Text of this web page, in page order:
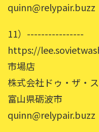
quinn@relypair.buzz
11）----------------
https://
市場店
株式会社ドゥ・ザ・
富山県砺波市
quinn@relypair.buzz